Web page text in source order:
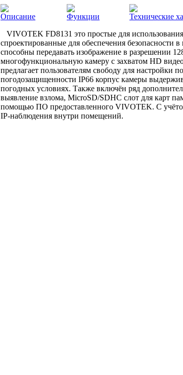
Описание Функции Технические
VIVOTEK FD8131 это простые для
спроектированные для обеспечения
способны передавать изображение в разрешении
многофункциональную камеру с захватом HD
предлагает пользователям свободу для настройки
погодозащищенности IP66 корпус камеры
погодных условиях. Также включён ряд
выявление взлома, MicroSD/SDHC слот для карт
помощью ПО предоставленного VIVOTEK. С
IP-наблюдения внутри помещений.